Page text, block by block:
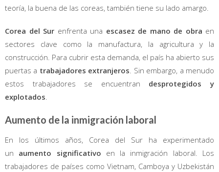
teoría, la buena de las coreas, también tiene su lado amargo.
Corea del Sur enfrenta una escasez de mano de obra en
sectores clave como la manufactura, la agricultura y la
construcción. Para cubrir esta demanda, el país ha abierto sus
puertas a trabajadores extranjeros . Sin embargo, a menudo
estos trabajadores se encuentran desprotegidos y
explotados
Aumento de la inmigración laboral
En los últimos años, Corea del Sur ha experimentado
un aumento significativo en la inmigración laboral. Los
trabajadores de países como Vietnam, Camboya y Uzbekistán